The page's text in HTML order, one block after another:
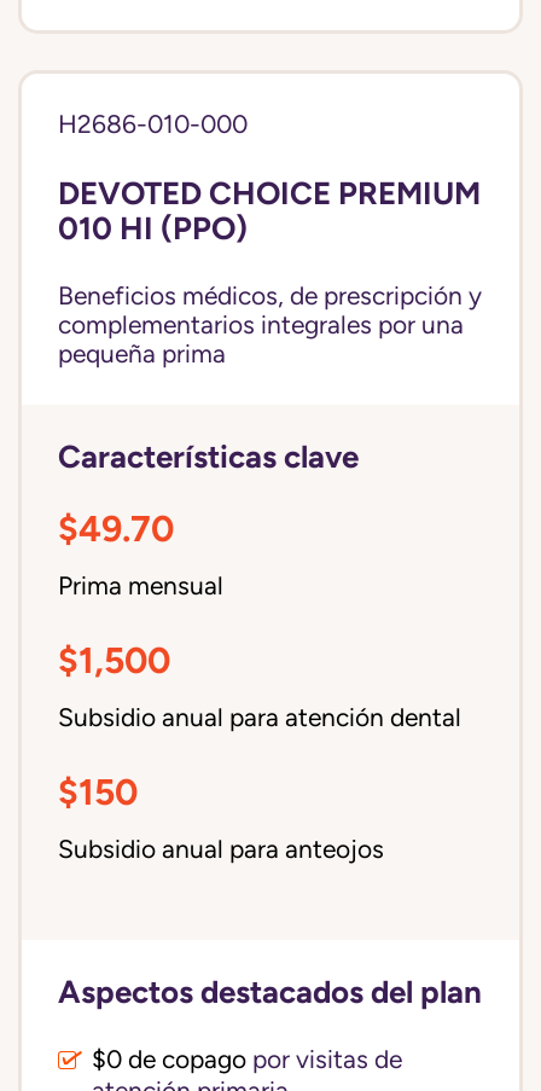
H2686-010-000
DEVOTED CHOICE PREMIUM
010 HI (PPO)
Beneficios médicos, de prescripción y
complementarios integrales por una
pequeña prima
Características clave
$49.70
Prima mensual
$1,500
Subsidio anual para atención dental
$150
Subsidio anual para anteojos
Aspectos destacados del plan
$0 de copago por visitas de